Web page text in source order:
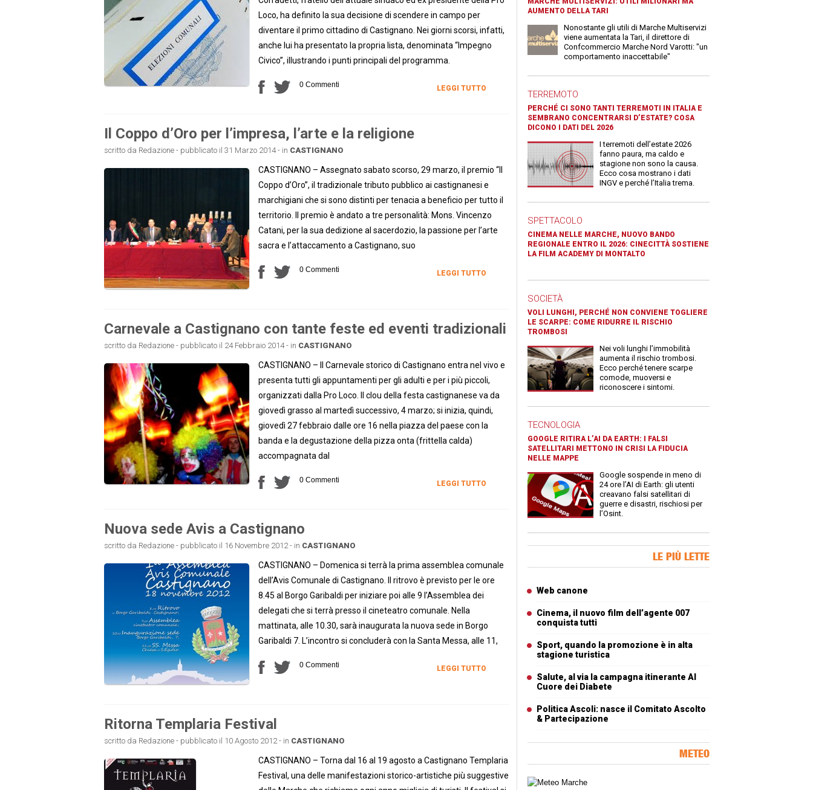
Loco, ha definito la sua decisione di scendere in campo per
diventare il primo cittadino di Castignano. Nei giorni scorsi, infatti,
anche lui ha presentato la propria lista, denominata “Impegno
Civico”, illustrando i punti principali del programma.
0 Commenti LEGGI TUTTO
Il Coppo d’Oro per l’impresa, l’arte e la religione
scritto da Redazione - pubblicato il 31 Marzo 2014 - in CASTIGNANO
CASTIGNANO – Assegnato sabato scorso, 29 marzo, il premio “Il
Coppo d’Oro”, il tradizionale tributo pubblico ai castignanesi e
marchigiani che si sono distinti per tenacia a beneficio per tutto il
territorio. Il premio è andato a tre personalità: Mons. Vincenzo
Catani, per la sua dedizione al sacerdozio, la passione per l’arte
sacra e l’attaccamento a Castignano, suo
0 Commenti LEGGI TUTTO
Carnevale a Castignano con tante feste ed eventi tradizionali
scritto da Redazione - pubblicato il 24 Febbraio 2014 - in CASTIGNANO
CASTIGNANO – Il Carnevale storico di Castignano entra nel vivo e
presenta tutti gli appuntamenti per gli adulti e per i più piccoli,
organizzati dalla Pro Loco. Il clou della festa castignanese va da
giovedì grasso al martedì successivo, 4 marzo; si inizia, quindi,
giovedì 27 febbraio dalle ore 16 nella piazza del paese con la
banda e la degustazione della pizza onta (frittella calda)
accompagnata dal
0 Commenti LEGGI TUTTO
Nuova sede Avis a Castignano
scritto da Redazione - pubblicato il 16 Novembre 2012 - in CASTIGNANO
CASTIGNANO – Domenica si terrà la prima assemblea comunale
dell’Avis Comunale di Castignano. Il ritrovo è previsto per le ore
8.45 al Borgo Garibaldi per iniziare poi alle 9 l’Assemblea dei
delegati che si terrà presso il cineteatro comunale. Nella
mattinata, alle 10.30, sarà inaugurata la nuova sede in Borgo
Garibaldi 7. L’incontro si concluderà con la Santa Messa, alle 11,
0 Commenti LEGGI TUTTO
Ritorna Templaria Festival
scritto da Redazione - pubblicato il 10 Agosto 2012 - in CASTIGNANO
CASTIGNANO – Torna dal 16 al 19 agosto a Castignano Templaria
Festival, una delle manifestazioni storico-artistiche più suggestive
AUMENTO DELLA TARI
Nonostante gli utili di Marche Multiservizi
viene aumentata la Tari, il direttore di
Confcommercio Marche Nord Varotti: "un
comportamento inaccettabile"
TERREMOTO
PERCHÉ CI SONO TANTI TERREMOTI IN ITALIA E
SEMBRANO CONCENTRARSI D’ESTATE? COSA
DICONO I DATI DEL 2026
I terremoti dell’estate 2026
fanno paura, ma caldo e
stagione non sono la causa.
Ecco cosa mostrano i dati
INGV e perché l’Italia trema.
SPETTACOLO
CINEMA NELLE MARCHE, NUOVO BANDO
REGIONALE ENTRO IL 2026: CINECITTÀ SOSTIENE
LA FILM ACADEMY DI MONTALTO
SOCIETÀ
VOLI LUNGHI, PERCHÉ NON CONVIENE TOGLIERE
LE SCARPE: COME RIDURRE IL RISCHIO
TROMBOSI
Nei voli lunghi l’immobilità
aumenta il rischio trombosi.
Ecco perché tenere scarpe
comode, muoversi e
riconoscere i sintomi.
TECNOLOGIA
GOOGLE RITIRA L’AI DA EARTH: I FALSI
SATELLITARI METTONO IN CRISI LA FIDUCIA
NELLE MAPPE
Google sospende in meno di
24 ore l’AI di Earth: gli utenti
creavano falsi satellitari di
guerre e disastri, rischiosi per
l’Osint.
LE PIÙ LETTE
Web canone
Cinema, il nuovo film dell’agente 007
conquista tutti
Sport, quando la promozione è in alta
stagione turistica
Salute, al via la campagna itinerante Al
Cuore dei Diabete
Politica Ascoli: nasce il Comitato Ascolto
& Partecipazione
METEO
Carta meteorologica delle Marche